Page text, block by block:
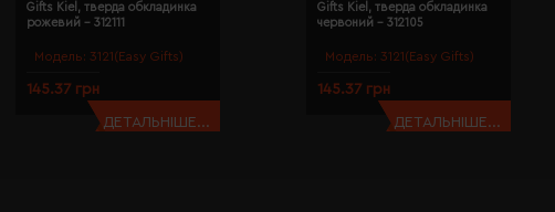
Модель: 3121(Easy Gifts)
Gifts Kiel, тверда обкладинка
рожевий - 312111
145.37 грн
ДЕТАЛЬНІШЕ...
Модель: 3121(Easy Gifts)
Gifts Kiel, тверда обкладинка
червоний - 312105
145.37 грн
ДЕТАЛЬНІШЕ...